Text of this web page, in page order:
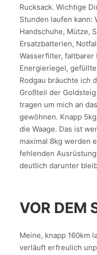
Rucksack. Wichtige
Stunden laufen kann:
Handschuhe, Mütze,
Ersatzbatterien,
Wasserfilter, faltbarer
Energieriegel,
Rodgau bräuchte ich
Großteil der
tragen um mich an
gewöhnen. Knapp
die Waage. Das ist
maximal 8kg werden
fehlenden
deutlich darunter
VOR DEM
Meine, knapp 160km
verläuft erfreulich